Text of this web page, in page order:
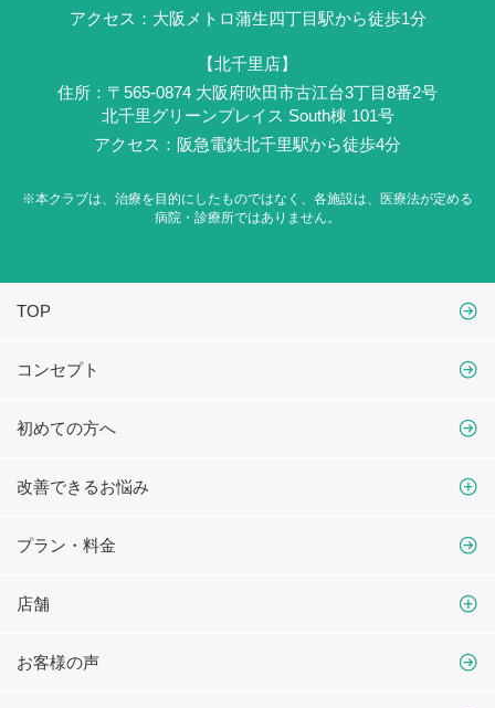
アクセス：大阪メトロ蒲生四丁目駅から徒歩1分
【北千里店】
住所：〒565-0874 大阪府吹田市古江台3丁目8番2号
北千里グリーンプレイス South棟 101号
アクセス：阪急電鉄北千里駅から徒歩4分
※本クラブは、治療を目的にしたものではなく、 各施設は、医療法が定める
病院・診療所ではありません。
TOP
コンセプト
初めての方へ
改善できるお悩み
プラン・料金
店舗
お客様の声